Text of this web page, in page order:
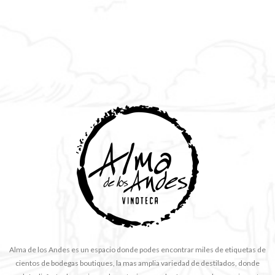
Alma de los Andes es un espacio donde podes encontrar miles de etiquetas de
cientos de bodegas boutiques, la mas amplia variedad de destilados, donde